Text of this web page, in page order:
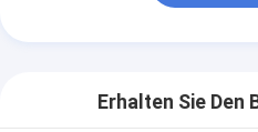
Erhalten Sie Den